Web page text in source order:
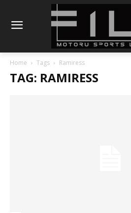
Home Tags Ramiress
TAG: RAMIRESS